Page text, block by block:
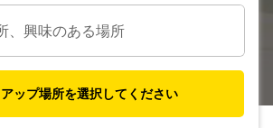
ップ場所を選択してください